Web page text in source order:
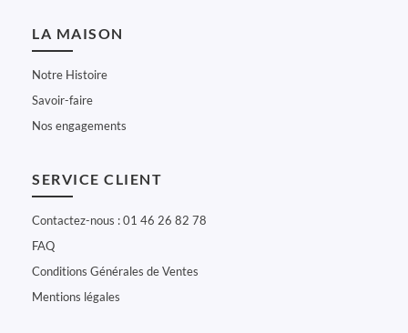
LA MAISON
Notre Histoire
Savoir-faire
Nos engagements
SERVICE CLIENT
Contactez-nous : 01 46 26 82 78
FAQ
Conditions Générales de Ventes
Mentions légales